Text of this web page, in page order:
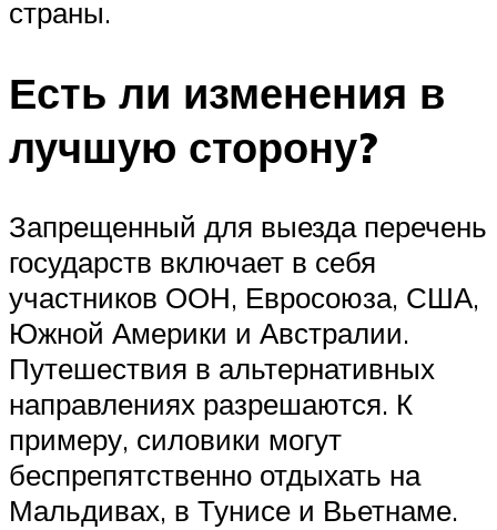
страны.
Есть ли изменения в
лучшую сторону?
Запрещенный для выезда перечень
государств включает в себя
участников ООН, Евросоюза, США,
Южной Америки и Австралии.
Путешествия в альтернативных
направлениях разрешаются. К
примеру, силовики могут
беспрепятственно отдыхать на
Мальдивах, в Тунисе и Вьетнаме.